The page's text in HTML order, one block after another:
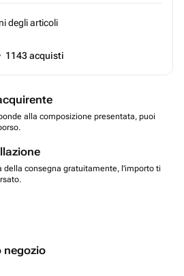
degli articoli
1143acquisti
alla composizione presentata, puoi
della consegna gratuitamente, l'importo ti
negozio